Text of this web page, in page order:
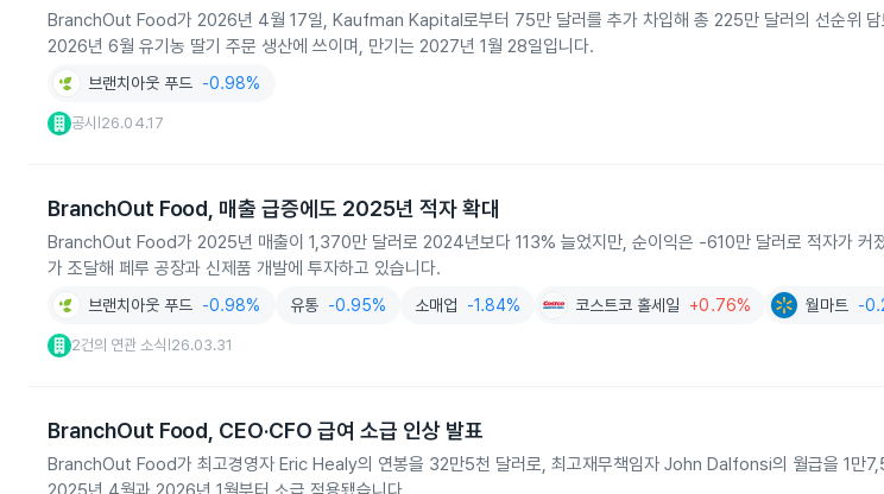
BranchOut Food가 2026년 4월 17일, Kaufman Kapital로부터 75만 달러를 추가 차입해 총 225만 달러의 선순위 담
2026년 6월 유기농 딸기 주문 생산에 쓰이며, 만기는 2027년 1월 28일입니다.
브랜치아웃 푸드 -0.98%
공시 26.04.17
BranchOut Food, 매출 급증에도 2025년 적자 확대
BranchOut Food가 2025년 매출이 1,370만 달러로 2024년보다 113% 늘었지만, 순이익은 -610만 달러로 적자가 커
가 조달해 페루 공장과 신제품 개발에 투자하고 있습니다.
브랜치아웃 푸드 -0.98% 유통 -0.95% 소매업 -1.84% 코스트코 홀세일 +0.76% 월마트 -
2건의 연관 소식 26.03.31
BranchOut Food, CEO·CFO 급여 소급 인상 발표
BranchOut Food가 최고경영자 Eric Healy의 연봉을 32만5천 달러로, 최고재무책임자 John Dalfonsi의 월급을 1만